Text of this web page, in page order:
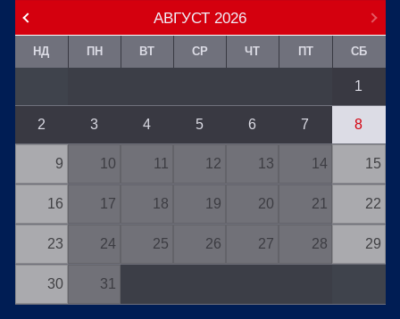
АВГУСТ 2026
НД ПН ВТ СР ЧТ ПТ СБ
1
2 3 4 5 6 7 8
9 10 11 12 13 14 15
16 17 18 19 20 21 22
23 24 25 26 27 28 29
30 31